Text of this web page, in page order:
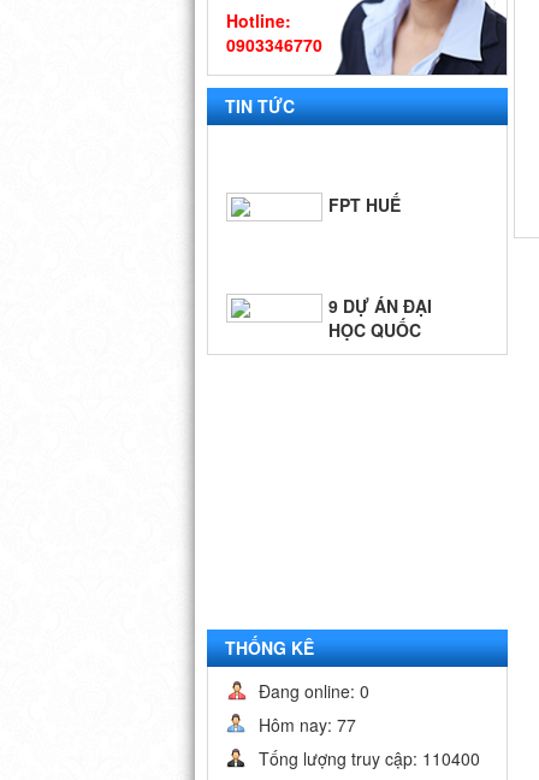
Hotline:
0903346770
TIN TỨC
FPT SÓC
TRĂNG
GIA - TP.HCM
THỐNG KÊ
Đang online: 0
Hôm nay: 77
Tống lượng truy cập: 110400